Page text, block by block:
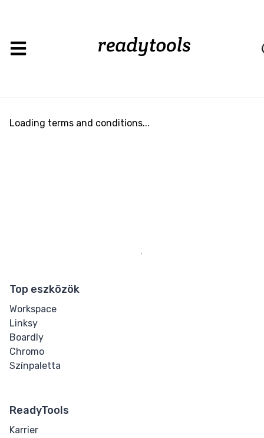
Loading terms and conditions...
Top eszközök
Workspace
Linksy
Boardly
Chromo
Színpaletta
ReadyTools
Karrier